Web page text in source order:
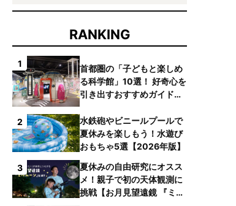
RANKING
1
首都圏の「子どもと楽しめ
る科学館」10選！ 好奇心を
引き出すおすすめガイドブ
2
水鉄砲やビニールプールで
夏休みを楽しもう！水遊び
おもちゃ5選【2026年版】
3
夏休みの自由研究にオスス
メ！親子で初の天体観測に
挑戦【お月見望遠鏡 『ミル